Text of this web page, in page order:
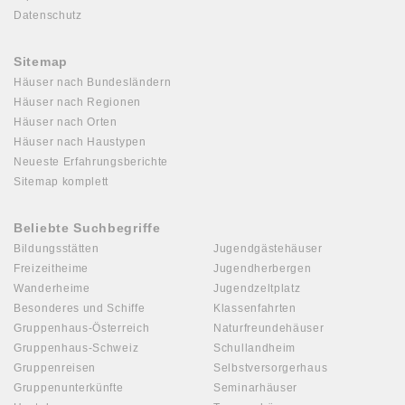
Datenschutz
Sitemap
Häuser nach Bundesländern
Häuser nach Regionen
Häuser nach Orten
Häuser nach Haustypen
Neueste Erfahrungsberichte
Sitemap komplett
Beliebte Suchbegriffe
Bildungsstätten
Freizeitheime
Wanderheime
Besonderes und Schiffe
Gruppenhaus-Österreich
Gruppenhaus-Schweiz
Gruppenreisen
Gruppenunterkünfte
Jugendgästehäuser
Jugendherbergen
Jugendzeltplatz
Klassenfahrten
Naturfreundehäuser
Schullandheim
Selbstversorgerhaus
Seminarhäuser